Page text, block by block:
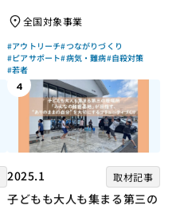
組み全国対象事業
#アウトリーチ#つながりづくり
#ピアサポート#病気・難病#自殺対策
#若者
4
2025.1 取材記事
子どもも大人も集まる第三の